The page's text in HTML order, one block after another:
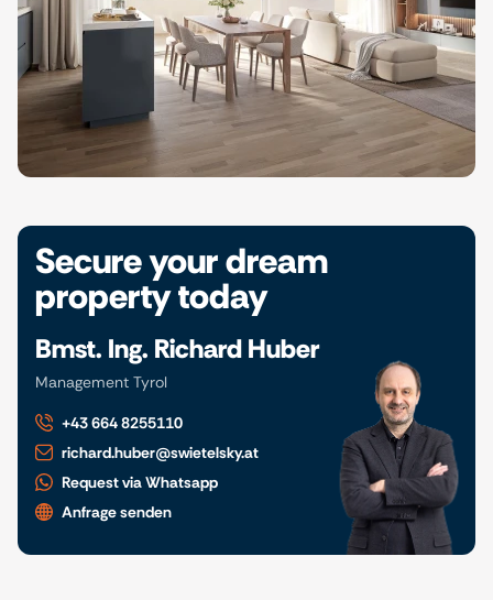
Secure your dream
property today
Bmst. Ing. Richard Huber
Management Tyrol
+43 664 8255110
richard.huber@swietelsky.at
Request via Whatsapp
Anfrage senden